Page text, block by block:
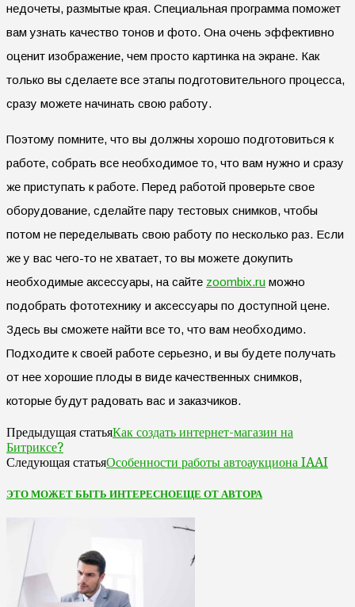
недочеты, размытые края. Специальная программа поможет
вам узнать качество тонов и фото. Она очень эффективно
оценит изображение, чем просто картинка на экране. Как
только вы сделаете все этапы подготовительного процесса,
сразу можете начинать свою работу.
Поэтому помните, что вы должны хорошо подготовиться к
работе, собрать все необходимое то, что вам нужно и сразу
же приступать к работе. Перед работой проверьте свое
оборудование, сделайте пару тестовых снимков, чтобы
потом не переделывать свою работу по несколько раз. Если
же у вас чего-то не хватает, то вы можете докупить
необходимые аксессуары, на сайте zoombix.ru можно
подобрать фототехнику и аксессуары по доступной цене.
Здесь вы сможете найти все то, что вам необходимо.
Подходите к своей работе серьезно, и вы будете получать
от нее хорошие плоды в виде качественных снимков,
которые будут радовать вас и заказчиков.
Предыдущая статьяКак создать интернет-магазин на
Битриксе?
Следующая статьяОсобенности работы автоаукциона IAAI
ЭТО МОЖЕТ БЫТЬ ИНТЕРЕСНОЕЩЕ ОТ АВТОРА